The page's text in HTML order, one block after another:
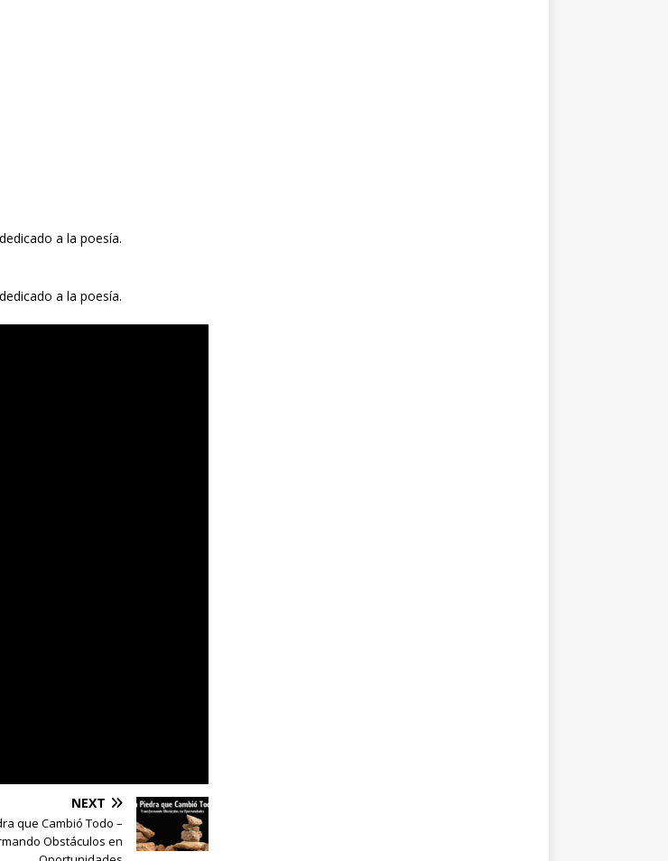
a la poesía.
a la poesía.
NEXT
que Cambió Todo –
Obstáculos en